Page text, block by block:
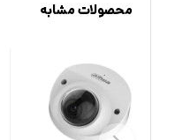
محصولات مشابه